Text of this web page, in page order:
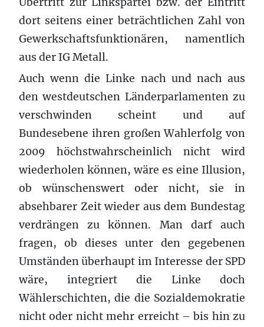
dort seitens einer beträchtlichen Zahl von
Gewerkschaftsfunktionären, namentlich
aus der IG Metall.
Auch wenn die Linke nach und nach aus
den westdeutschen Länderparlamenten zu
verschwinden scheint und auf
Bundesebene ihren großen Wahlerfolg von
2009 höchstwahrscheinlich nicht wird
wiederholen können, wäre es eine Illusion,
ob wünschenswert oder nicht, sie in
absehbarer Zeit wieder aus dem Bundestag
verdrängen zu können. Man darf auch
fragen, ob dieses unter den gegebenen
Umständen überhaupt im Interesse der SPD
wäre, integriert die Linke doch
Wählerschichten, die die Sozialdemokratie
nicht oder nicht mehr erreicht – bis hin zu